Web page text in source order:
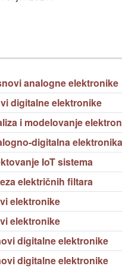
analogne elektronike
digitalne elektronike
i modelovanje
digitalna elektronika
IoT sistema
električnih filtara
elektronike
elektronike
digitalne elektronike
digitalne elektronike